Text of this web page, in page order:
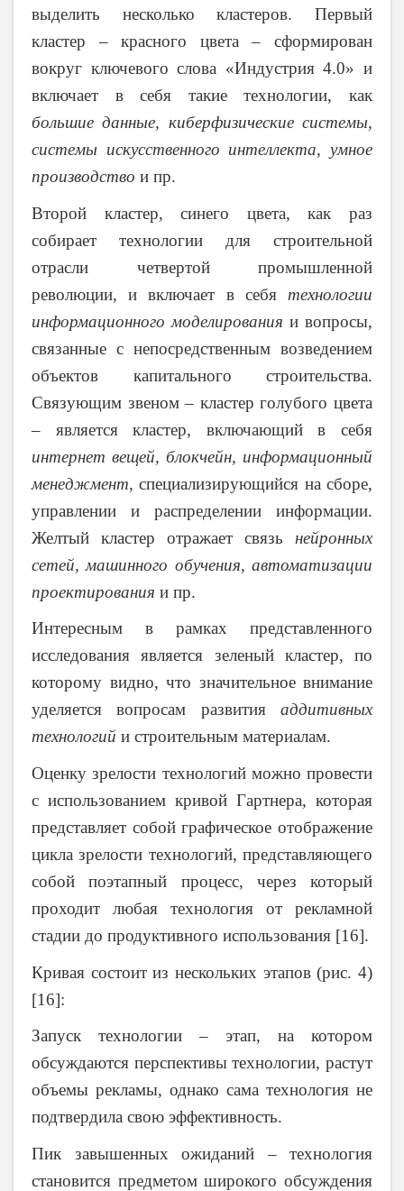
выделить несколько кластеров. Первый
кластер – красного цвета – сформирован
вокруг ключевого слова «Индустрия 4.0» и
включает в себя такие технологии, как
большие данные, киберфизические системы,
системы искусственного интеллекта, умное
производство и пр.
Второй кластер, синего цвета, как раз
собирает технологии для строительной
отрасли четвертой промышленной
революции, и включает в себя технологии
информационного моделирования и вопросы,
связанные с непосредственным возведением
объектов капитального строительства.
Связующим звеном – кластер голубого цвета
– является кластер, включающий в себя
интернет вещей, блокчейн, информационный
менеджмент, специализирующийся на сборе,
управлении и распределении информации.
Желтый кластер отражает связь нейронных
сетей, машинного обучения, автоматизации
проектирования и пр.
Интересным в рамках представленного
исследования является зеленый кластер, по
которому видно, что значительное внимание
уделяется вопросам развития аддитивных
технологий и строительным материалам.
Оценку зрелости технологий можно провести
с использованием кривой Гартнера, которая
представляет собой графическое отображение
цикла зрелости технологий, представляющего
собой поэтапный процесс, через который
проходит любая технология от рекламной
стадии до продуктивного использования [16].
Кривая состоит из нескольких этапов (рис. 4)
[16]:
Запуск технологии – этап, на котором
обсуждаются перспективы технологии, растут
объемы рекламы, однако сама технология не
подтвердила свою эффективность.
Пик завышенных ожиданий – технология
становится предметом широкого обсуждения